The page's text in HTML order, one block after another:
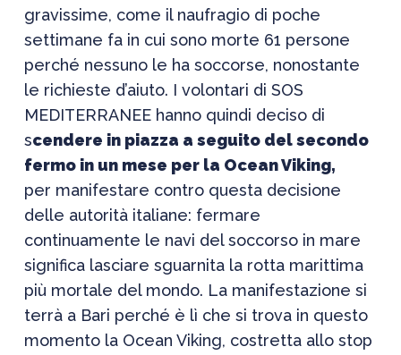
gravissime, come il naufragio di poche
settimane fa in cui sono morte 61 persone
perché nessuno le ha soccorse, nonostante
le richieste d’aiuto. I volontari di SOS
MEDITERRANEE hanno quindi deciso di
scendere in piazza a seguito del secondo
fermo in un mese per la Ocean Viking,
per manifestare contro questa decisione
delle autorità italiane: fermare
continuamente le navi del soccorso in mare
significa lasciare sguarnita la rotta marittima
più mortale del mondo. La manifestazione si
terrà a Bari perché è lì che si trova in questo
momento la Ocean Viking, costretta allo stop